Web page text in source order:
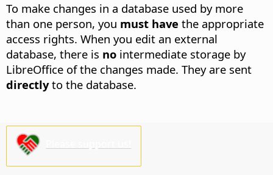
To make changes in a database used by more
than one person, you must have the appropriate
access rights. When you edit an external
database, there is no intermediate storage by
LibreOffice of the changes made. They are sent
directlyto the database.